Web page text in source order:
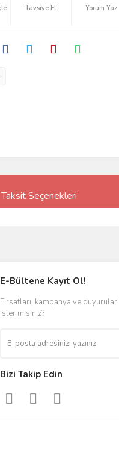
Tavsiye Et Yorum Yaz
Taksit Seçenekleri
E-Bültene Kayıt Ol!
Fırsatları, kampanya ve
ister misiniz?
Bizi Takip Edin